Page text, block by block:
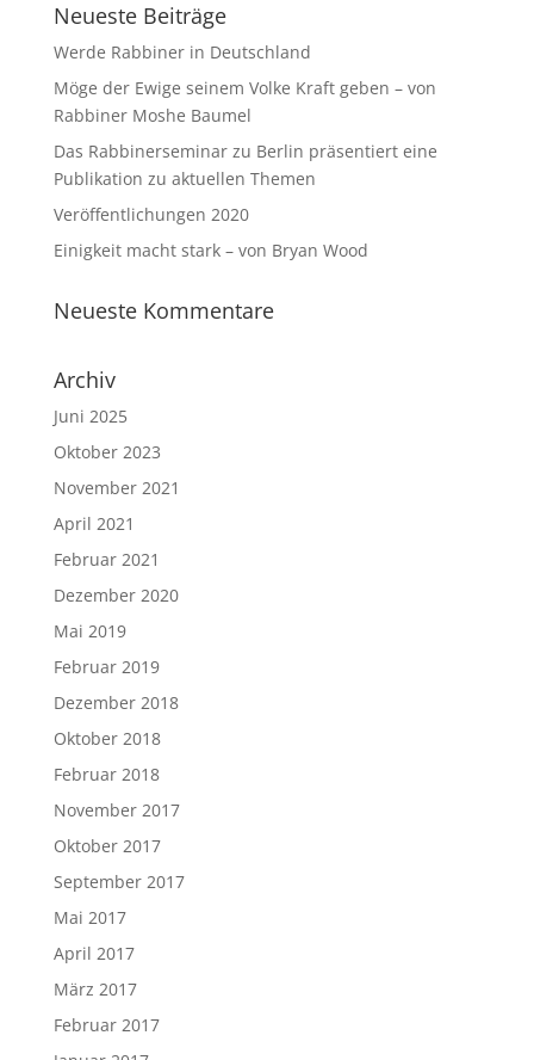
Neueste Beiträge
Werde Rabbiner in Deutschland
Möge der Ewige seinem Volke Kraft geben – von
Rabbiner Moshe Baumel
Das Rabbinerseminar zu Berlin präsentiert eine
Publikation zu aktuellen Themen
Veröffentlichungen 2020
Einigkeit macht stark – von Bryan Wood
Neueste Kommentare
Archiv
Juni 2025
Oktober 2023
November 2021
April 2021
Februar 2021
Dezember 2020
Mai 2019
Februar 2019
Dezember 2018
Oktober 2018
Februar 2018
November 2017
Oktober 2017
September 2017
Mai 2017
April 2017
März 2017
Februar 2017